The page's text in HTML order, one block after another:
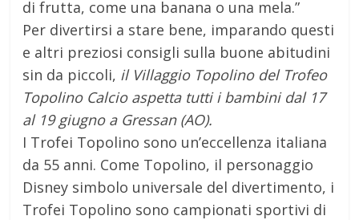
di frutta, come una banana o una mela.”
Per divertirsi a stare bene, imparando questi
e altri preziosi consigli sulla buone abitudini
sin da piccoli, il Villaggio Topolino del Trofeo
Topolino Calcio aspetta tutti i bambini dal 17
al 19 giugno a Gressan (AO).
I Trofei Topolino sono un’eccellenza italiana
da 55 anni. Come Topolino, il personaggio
Disney simbolo universale del divertimento, i
Trofei Topolino sono campionati sportivi di